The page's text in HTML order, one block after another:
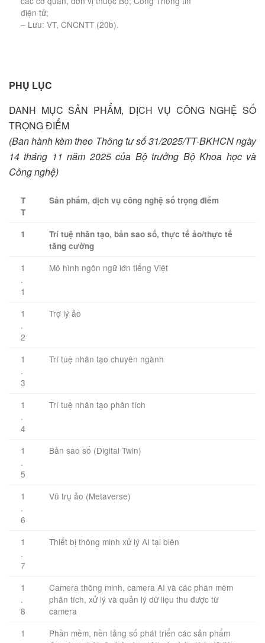
điện tử;
– Lưu: VT, CNCNTT (20b).
PHỤ LỤC
DANH MỤC SẢN PHẨM, DỊCH VỤ CÔNG NGHỆ SỐ
TRỌNG ĐIỂM
(Ban hành kèm theo Thông tư số 31/2025/TT-BKHCN ngày
14 tháng 11 năm 2025 của Bộ trưởng Bộ Khoa học và
Công nghệ)
T
T
Sản phẩm, dịch vụ công nghệ số trọng điểm
1
Trí tuệ nhân tạo, bản sao số, thực tế ảo/thực tế
tăng cường
1
.
1
Mô hình ngôn ngữ lớn tiếng Việt
1
.
2
Trợ lý ảo
1
.
3
Trí tuệ nhân tạo chuyên ngành
1
.
4
Trí tuệ nhân tạo phân tích
1
.
5
Bản sao số (Digital Twin)
1
.
6
Vũ trụ ảo (Metaverse)
1
.
7
Thiết bị thông minh xử lý AI tại biên
1
.
8
Camera thông minh, camera AI và các phần mềm
phân tích, xử lý và quản lý dữ liệu thu được từ
camera
1
Phần mềm, nền tảng số phát triển các sản phẩm